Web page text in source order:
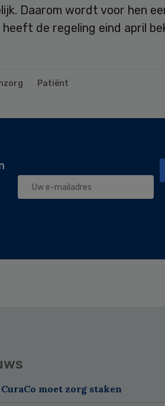
Daarom wordt voor hen
de regeling eind april
Patiënt
moet zorg staken